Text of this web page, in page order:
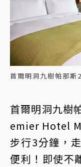
首爾明洞九樹帕那
首爾明洞九樹
emier Hotel
步行3分鐘，
便利！即使不